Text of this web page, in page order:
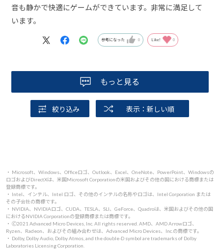
音も静かで快適にゲームができています。非常に満足して
います。
参考になった 0 Like! 0
もっと見る
絞り込み 表示：新しい順
・ Microsoft、Windows、Officeロゴ、Outlook、Excel、OneNote、PowerPoint、Windowsの
ロゴおよびDirectXは、米国Microsoft Corporationの米国およびその他の国における商標または
登録商標です。
・ Intel、インテル、Intel ロゴ、その他のインテルの名称やロゴは、Intel Corporation または
その子会社の商標です。
・ NVIDIA、NVIDIAロゴ、CUDA、TESLA、SLI、GeForce、Quadroは、米国およびその他の国
におけるNVIDIA Corporationの登録商標または商標です。
・ 🄫2021 Advanced Micro Devices, Inc. All rights reserved. AMD、AMD Arrowロゴ、
Ryzen、Radeon、およびその組み合わせは、Advanced Micro Devices、Inc.の商標です。
・ Dolby, Dolby Audio, Dolby Atmos, and the double-D symbol are trademarks of Dolby
Laboratories Licensing Corporation.